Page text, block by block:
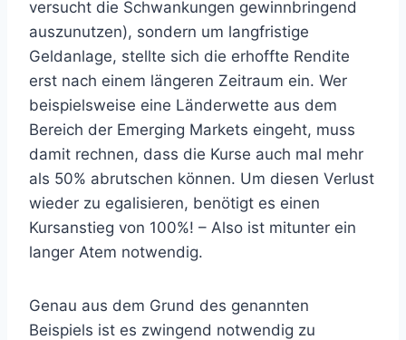
versucht die Schwankungen gewinnbringend
auszunutzen), sondern um langfristige
Geldanlage, stellte sich die erhoffte Rendite
erst nach einem längeren Zeitraum ein. Wer
beispielsweise eine Länderwette aus dem
Bereich der Emerging Markets eingeht, muss
damit rechnen, dass die Kurse auch mal mehr
als 50% abrutschen können. Um diesen Verlust
wieder zu egalisieren, benötigt es einen
Kursanstieg von 100%! – Also ist mitunter ein
langer Atem notwendig.
Genau aus dem Grund des genannten
Beispiels ist es zwingend notwendig zu